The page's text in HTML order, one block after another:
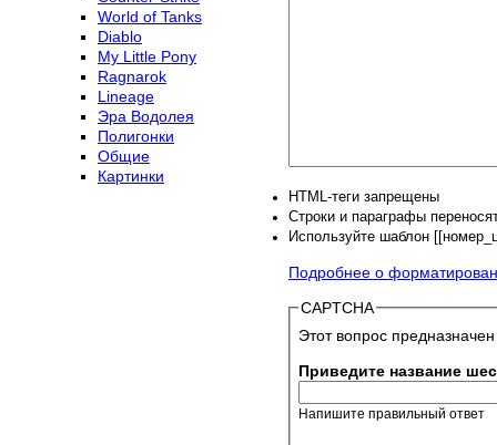
HTML-теги запрещены
Строки и параграфы
Используйте шаблон
Подробнее о
CAPTCHA
Этот вопрос
Приведите название
Напишите правильный ответ
World of Tanks
Diablo
My Little Pony
Ragnarok
Lineage
Эра Водолея
Полигонки
Общие
Картинки